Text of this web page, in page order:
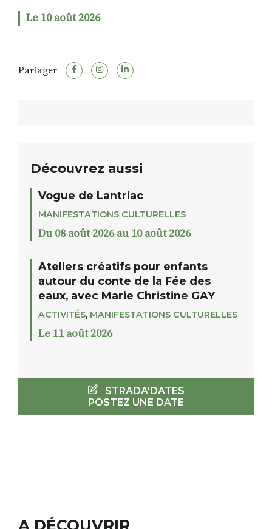
S'INSCRIRE À LA NEWSLETTER
Le 10 août 2026
Partager
Découvrez aussi
Vogue de Lantriac
MANIFESTATIONS CULTURELLES
Du 08 août 2026 au 10 août 2026
Ateliers créatifs pour enfants
autour du conte de la Fée des
eaux, avec Marie Christine GAY
ACTIVITÉS, MANIFESTATIONS CULTURELLES
Le 11 août 2026
STRADA'DATES
POSTEZ UNE DATE